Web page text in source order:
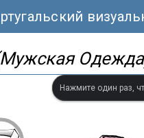
Нажмите один раз,